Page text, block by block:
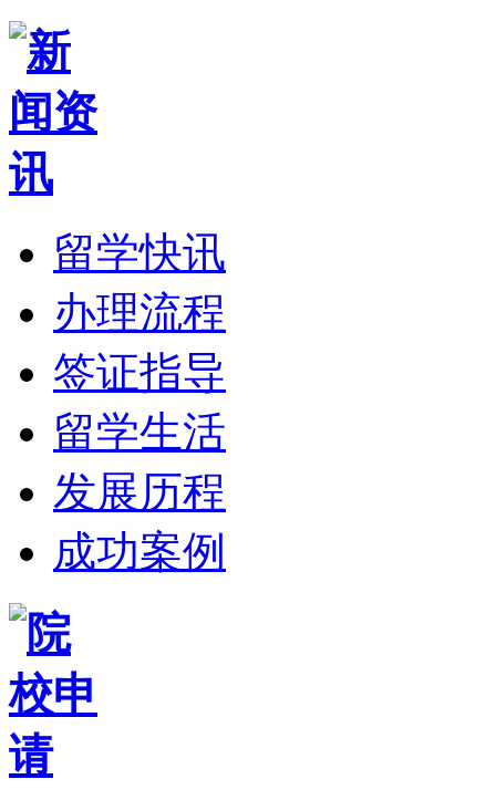
留学快讯
办理流程
签证指导
留学生活
发展历程
成功案例